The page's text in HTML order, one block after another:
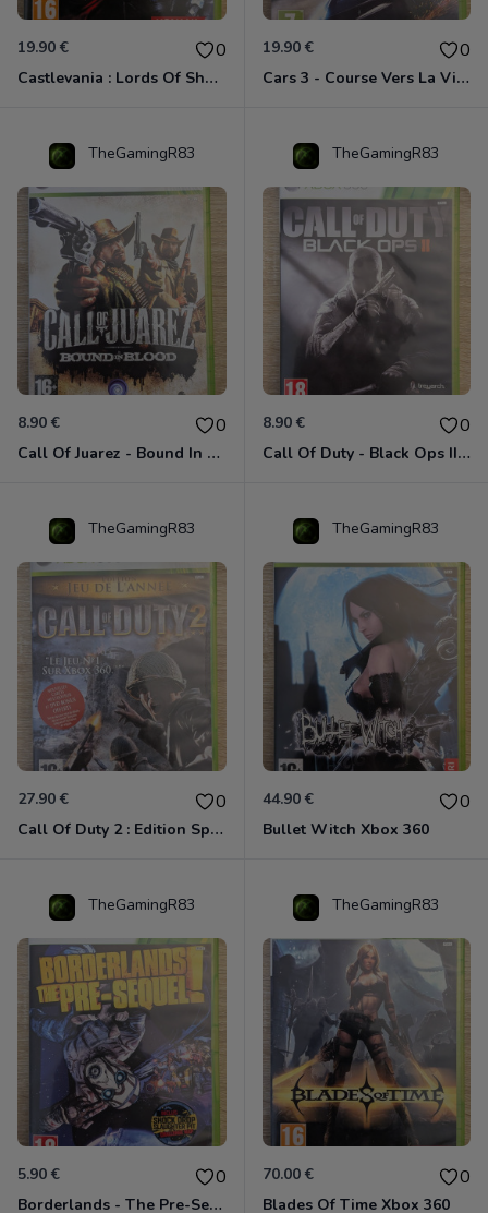
19.90 € 0
Castlevania : Lords Of Shadow Xbox 360
19.90 € 0
Cars 3 - Course Vers La Victoire Xbox 360
TheGamingR83
8.90 € 0
Call Of Juarez - Bound In Blood Xbox 360
TheGamingR83
8.90 € 0
Call Of Duty - Black Ops II Xbox 360
TheGamingR83
27.90 € 0
Call Of Duty 2 : Edition Spéciale Xbox 360 GOTY
TheGamingR83
44.90 € 0
Bullet Witch Xbox 360
TheGamingR83
5.90 € 0
Borderlands - The Pre-Sequel ! Xbox 360
TheGamingR83
70.00 € 0
Blades Of Time Xbox 360